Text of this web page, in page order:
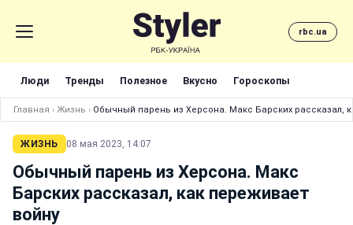
rbc.ua
Люди Тренды Полезное Вкусно Гороскопы
Главная › Жизнь › Обычный парень из Херсона. Макс Барских рассказал,
ЖИЗНЬ 08 мая 2023, 14:07
Обычный парень из Херсона. Макс
Барских рассказал, как переживает
войну